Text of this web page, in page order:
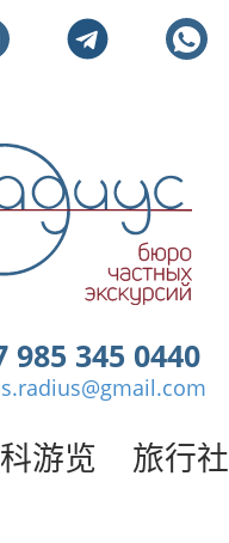
985 345 0440
游览 旅行社